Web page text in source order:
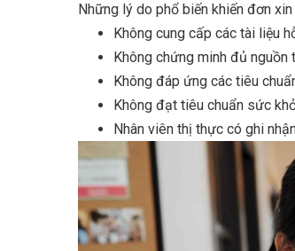
Những lý do phổ biến khiến đơn
Không cung cấp các tài liệu
Không chứng minh đủ nguồn
Không đáp ứng các tiêu
Không đạt tiêu chuẩn sức
Nhân viên thị thực có ghi